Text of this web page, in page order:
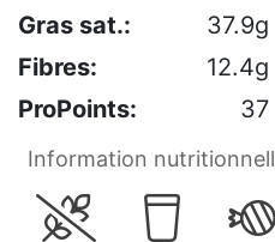
Gras sat.:
37.9g
Fibres:
12.4g
ProPoints:
37
Information